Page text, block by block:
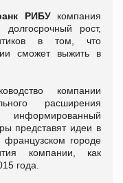
РИБУкомпания
долгосрочный рост,
в том, что
сможет выжить в
компании
расширения
представят идеи в
городе
компании, как
года.